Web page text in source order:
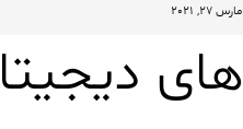
مارس 27, 2021